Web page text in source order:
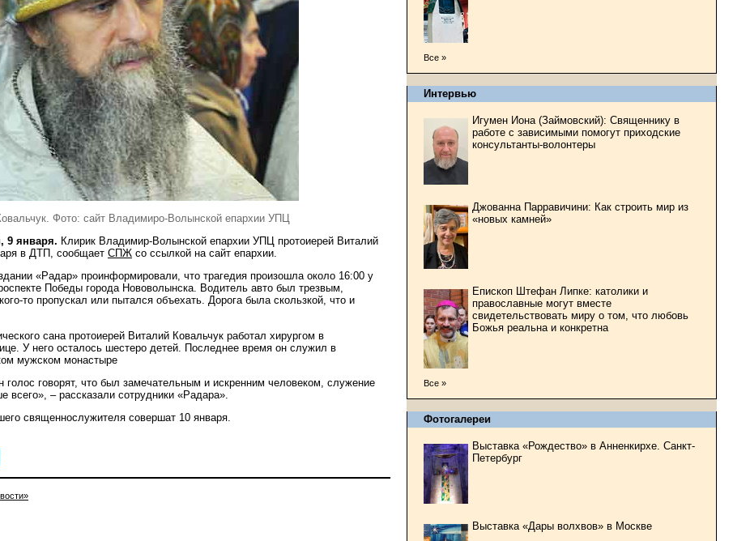
Фото: сайт Владимиро-Волынской епархии УПЦ
9 января. Клирик Владимир-Волынской епархии УПЦ протоиерей Виталий
в ДТП, сообщает СПЖ со ссылкой на сайт епархии.
«Радар» проинформировали, что трагедия произошла около 16:00 у
Победы города Нововолынска. Водитель авто был трезвым,
то пропускал или пытался объехать. Дорога была скользкой, что и
сана протоиерей Виталий Ковальчук работал хирургом в
У него осталось шестеро детей. Последнее время он служил в
мужском монастыре
голос говорят, что был замечательным и искренним человеком, служение
– рассказали сотрудники «Радара».
священнослужителя совершат 10 января.
Все »
Интервью
Игумен Иона (Займовский): Священнику в
работе с зависимыми помогут приходские
консультанты-волонтеры
Джованна Парравичини: Как строить мир из
«новых камней»
Епископ Штефан Липке: католики и
православные могут вместе
свидетельствовать миру о том, что любовь
Божья реальна и конкретна
Все »
Фотогалереи
Выставка «Рождество» в Анненкирхе. Санкт-
Петербург
Выставка «Дары волхвов» в Москве